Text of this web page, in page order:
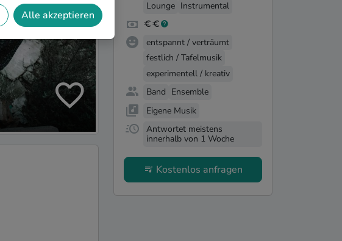
Lounge Instrumental
entspannt / verträumt
festlich / Tafelmusik
experimentell / kreativ
Band Ensemble
Eigene Musik
Antwortet meistens
innerhalb von 1 Woche
Kostenlos anfragen
Alle akzeptieren